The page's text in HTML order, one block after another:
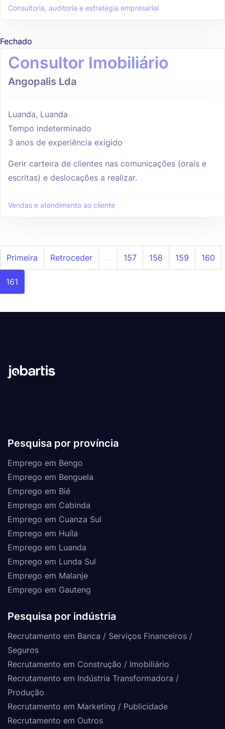
Consultoria, auditoria e estratégia empresarial
Fechado
Consultor Imobiliário
Angopalis Lda
Luanda, Luanda
Tempo indeterminado
3 anos de experiência exigido
Gerir carteira de clientes nas comunicações (orais e
escritas) e deslocações a realizar.
Vendas e atendimento ao cliente
Primeira Retroceder ... 157 158 159 160
161
Pesquisa por província
Emprego em Bengo
Emprego em Benguela
Emprego em Bié
Emprego em Cabinda
Emprego em Cuanza Sul
Emprego em Huíla
Emprego em Luanda
Emprego em Lunda Sul
Emprego em Malanje
Emprego em Gauteng
Pesquisa por indústria
Recrutamento em Banca / Serviços Financeiros /
Seguros
Recrutamento em Construção / Imobiliário
Recrutamento em Indústria Transformadora /
Produção
Recrutamento em Marketing / Publicidade
Recrutamento em Outros